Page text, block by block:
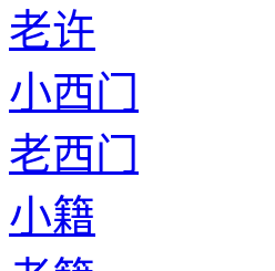
老许
小西门
老西门
小籍